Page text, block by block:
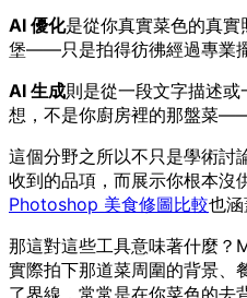
AI 優化是從你真實菜色的真
堡——只是拍得彷彿經過專業
AI 生成則是從一段文字描述
想，不是你廚房裡的那盤菜
這個分野之所以不只是學術討
收到的品項，而展示你根本沒
Photoshop 美食修圖比較也涵
那這對這些工具意味著什麼
實際拍下那道菜周圍的背景